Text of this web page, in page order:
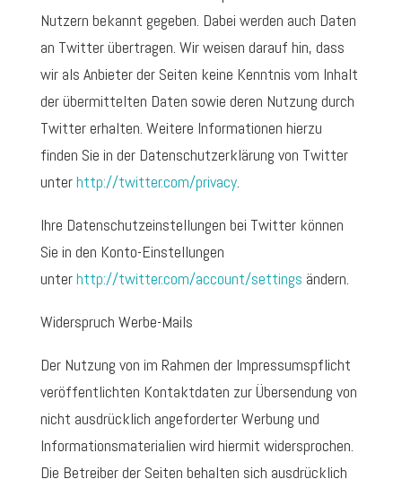
Nutzern bekannt gegeben. Dabei werden auch Daten
an Twitter übertragen. Wir weisen darauf hin, dass
wir als Anbieter der Seiten keine Kenntnis vom Inhalt
der übermittelten Daten sowie deren Nutzung durch
Twitter erhalten. Weitere Informationen hierzu
finden Sie in der Datenschutzerklärung von Twitter
unterhttp://twitter.com/privacy.
Ihre Datenschutzeinstellungen bei Twitter können
Sie in den Konto-Einstellungen
unterhttp://twitter.com/account/settings ändern.
Widerspruch Werbe-Mails
Der Nutzung von im Rahmen der Impressumspflicht
veröffentlichten Kontaktdaten zur Übersendung von
nicht ausdrücklich angeforderter Werbung und
Informationsmaterialien wird hiermit widersprochen.
Die Betreiber der Seiten behalten sich ausdrücklich